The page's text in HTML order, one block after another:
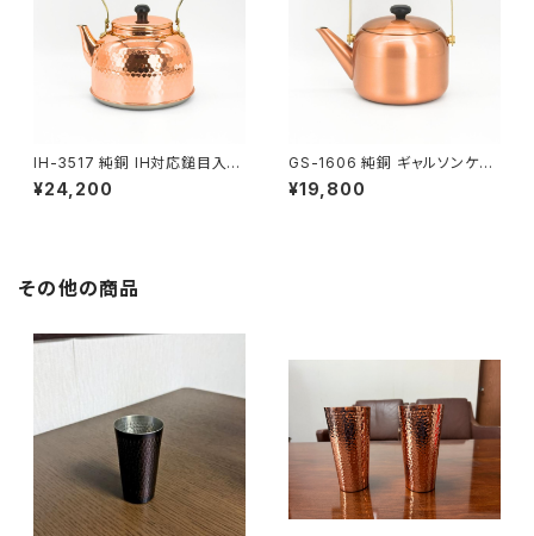
IH-3517 純銅 IH対応鎚目入ケ
トル 2.3L24200
¥24,200
GS-1606 純銅 ギャルソンケト
ル 1.7L19800円
¥19,800
その他の商品